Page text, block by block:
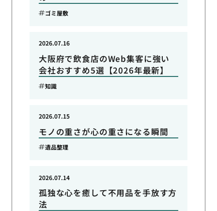
ゴミ屋敷
大阪府で飲食店のWeb集客に強い
会社おすすめ5選【2026年最新】
2026.07.16
知識
モノの重さが心の重さになる瞬間
2026.07.15
遺品整理
孤独な心を癒して不用品を手放す方
法
2026.07.14